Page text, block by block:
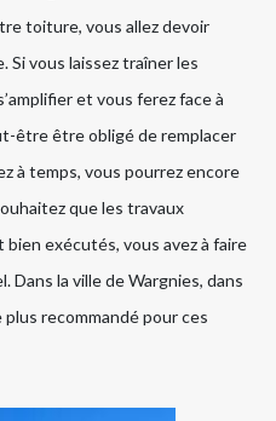
toiture, vous allez devoir
Si vous laissez traîner les
et vous ferez face à
être être obligé de remplacer
à temps, vous pourrez encore
que les travaux
exécutés, vous avez à faire
Dans la ville de Wargnies, dans
recommandé pour ces